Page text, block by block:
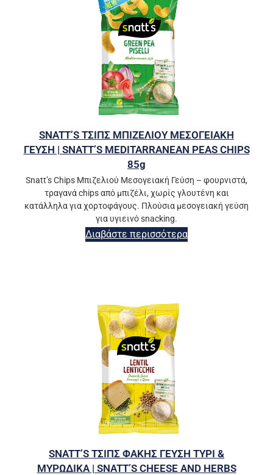
SNATT’S ΤΣΙΠΣ ΜΠΙΖΕΛΙΟΥ ΜΕΣΟΓΕΙΑΚΗ
ΓΕΥΣΗ | SNATT’S MEDITARRANEAN PEAS CHIPS
85g
Snatt’s Chips Μπιζελιού Μεσογειακή Γεύση – φουρνιστά,
τραγανά chips από μπιζέλι, χωρίς γλουτένη και
κατάλληλα για χορτοφάγους. Πλούσια μεσογειακή γεύση
για υγιεινό snacking.
Διαβάστε περισσότερα
SNATT’S ΤΣΙΠΣ ΦΑΚΗΣ ΓΕΥΣΗ ΤΥΡΙ &
ΜΥΡΩΔΙΚΑ | SNATT’S CHEESE AND HERBS